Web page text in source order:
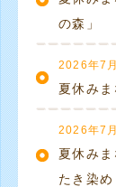
の森」
2026年7
夏休み
2026年7
夏休み
たき染め